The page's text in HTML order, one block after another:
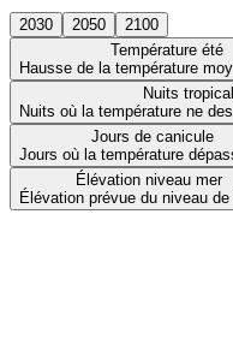
2030 2050
2100
Température été
Hausse de la température
Nuits
Nuits où la température ne
Jours de canicule
Jours où la température
Élévation niveau mer
Élévation prévue du niveau